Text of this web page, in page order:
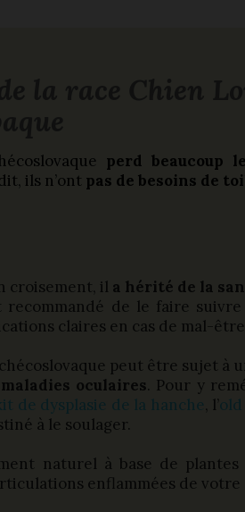
perd beaucoup
ils n’ont pas de besoins de
croisement, il a hérité de la
recommandé de le faire
claires en cas de mal-
peut être sujet à
maladies oculaires. Pour y
de dysplasie de la hanche, l’
à le soulager.
naturel à base de
enflammées de votre